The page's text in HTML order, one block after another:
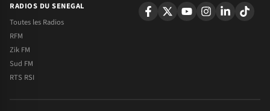
RADIOS DU SENEGAL
Toutes les Radios
RFM
Zik FM
Sud FM
RTS RSI